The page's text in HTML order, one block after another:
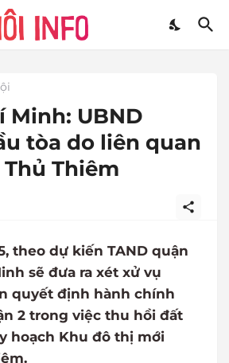
Minh: UBND
tòa do liên quan
Thiêm
theo dự kiến TAND quận
sẽ đưa ra xét xử vụ
quyết định hành chính
2 trong việc thu hồi đất
hoạch Khu đô thị mới